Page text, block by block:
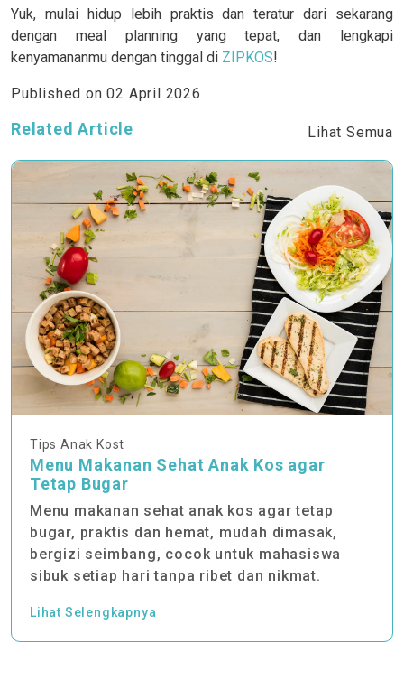
Yuk, mulai hidup lebih praktis dan teratur dari sekarang
dengan meal planning yang tepat, dan lengkapi
kenyamananmu dengan tinggal di ZIPKOS!
Published on 02 April 2026
Related Article Lihat Semua
Tips Anak Kost
Menu Makanan Sehat Anak Kos agar
Tetap Bugar
Menu makanan sehat anak kos agar tetap
bugar, praktis dan hemat, mudah dimasak,
bergizi seimbang, cocok untuk mahasiswa
sibuk setiap hari tanpa ribet dan nikmat.
Lihat Selengkapnya